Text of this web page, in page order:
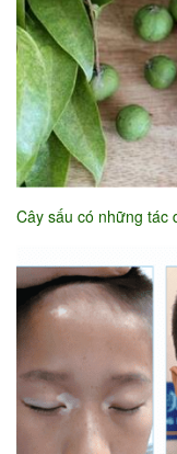
Cây sấu có những tác